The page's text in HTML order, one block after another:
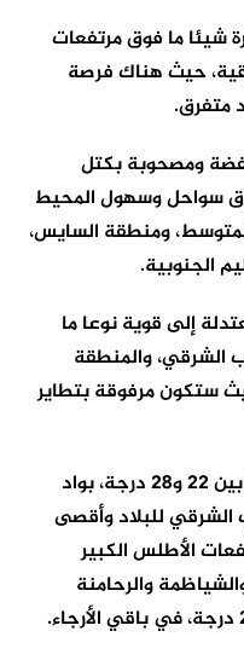
شيئا ما فوق مرتفعات
حيث هناك فرصة
متفرق.
ومصحوبة بكتل
سواحل وسهول المحيط
ومنطقة السايس،
الجنوبية.
إلى قوية نوعا ما
الشرقي، والمنطقة
ستكون مرفوقة بتطاير
وستتراوح درجات الحرارة الدنيا، ما بين 22 و28 درجة، بواد
الشرقي للبلاد وأقصى
درجة، بمرتفعات الأطلس الكبير
والرحامنة